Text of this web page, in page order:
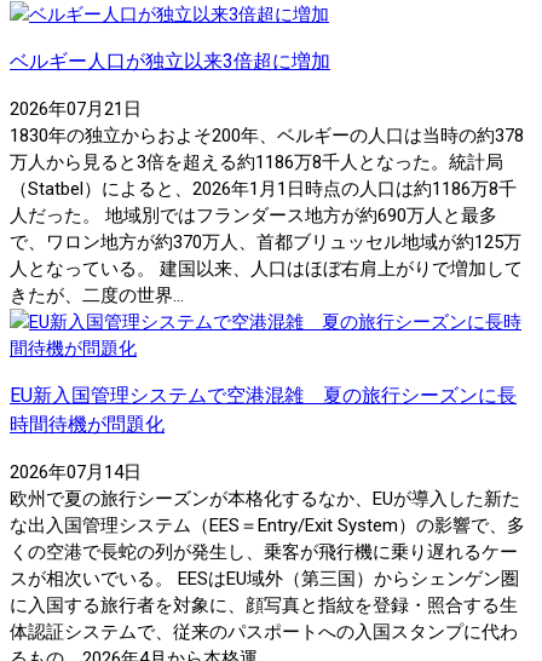
ベルギー人口が独立以来3倍超に増加
2026年07月21日
1830年の独立からおよそ200年、ベルギーの人口は当時の約378
万人から見ると3倍を超える約1186万8千人となった。統計局
（Statbel）によると、2026年1月1日時点の人口は約1186万8千
人だった。 地域別ではフランダース地方が約690万人と最多
で、ワロン地方が約370万人、首都ブリュッセル地域が約125万
人となっている。 建国以来、人口はほぼ右肩上がりで増加して
きたが、二度の世界...
EU新入国管理システムで空港混雑 夏の旅行シーズンに長
時間待機が問題化
2026年07月14日
欧州で夏の旅行シーズンが本格化するなか、EUが導入した新た
な出入国管理システム（EES＝Entry/Exit System）の影響で、多
くの空港で長蛇の列が発生し、乗客が飛行機に乗り遅れるケー
スが相次いでいる。 EESはEU域外（第三国）からシェンゲン圏
に入国する旅行者を対象に、顔写真と指紋を登録・照合する生
体認証システムで、従来のパスポートへの入国スタンプに代わ